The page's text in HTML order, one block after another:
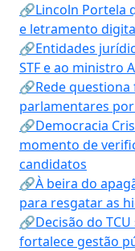
🔗Lincoln Portela
e letramento
🔗Entidades
STF e ao ministro
🔗Rede
parlamentares
🔗Democracia
momento de
candidatos
🔗À beira do
para resgatar as
🔗Decisão do
fortalece gestão